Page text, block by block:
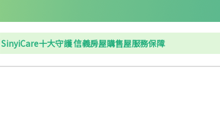
SinyiCare十大守護 信義房屋購售屋服務保障